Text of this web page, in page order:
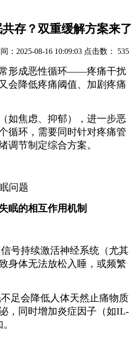
存？双重缓解方案来了
：2025-08-16 10:09:03 点击数： 535
形成恶性循环——疼痛干扰
会降低疼痛阈值、加剧疼痛
如焦虑、抑郁），进一步恶
循环，需要同时针对疼痛管
调节制定综合方案。
眠的相互作用机制
号持续激活神经系统（尤其
身体无法放松入睡，或频繁
足会降低人体天然止痛物质
，同时增加炎症因子（如IL-